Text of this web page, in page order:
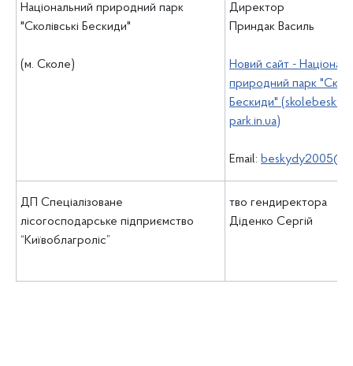
Національний природний парк
"Сколівські Бескиди"
(м. Сколе)
Директор
Приндак Василь
Новий сайт -
природний парк
Бескиди"
park.in.ua)
Email:
ДП Спеціалізоване
лісогосподарське підприємство
“Київоблагроліс”
тво гендиректора
Діденко Сергій